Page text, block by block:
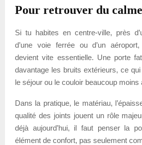
Pour retrouver du
Si tu habites en centre-ville, près
d’une voie ferrée ou d’un aéroport,
devient vite essentielle. Une porte
davantage les bruits extérieurs, ce qui
le séjour ou le couloir beaucoup moins
Dans la pratique, le matériau,
qualité des joints jouent un rôle
déjà aujourd’hui, il faut penser la
élément de confort, pas seulement